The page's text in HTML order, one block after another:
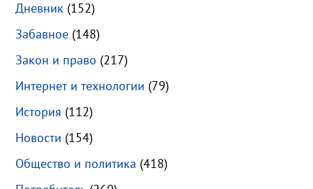
Дневник (152)
Забавное (148)
Закон и право (217)
Интернет и технологии (79)
История (112)
Новости (154)
Общество и политика (418)